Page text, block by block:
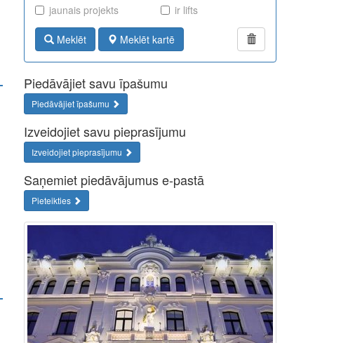
jaunais projekts ir lifts
Meklēt Meklēt kartē
Piedāvājiet savu īpašumu
Piedāvājiet īpašumu
Izveidojiet savu pieprasījumu
Izveidojiet pieprasījumu
Saņemiet piedāvājumus e-pastā
Pieteikties